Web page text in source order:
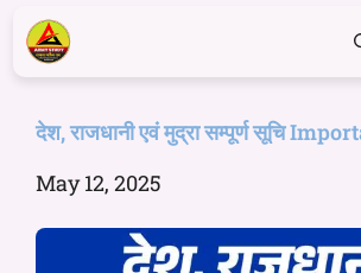
देश, राजधानी एवं मुद्रा सम्पूर्ण सूचि
May 12, 2025